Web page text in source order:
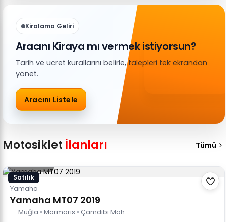
Kiralama Geliri
Aracını Kiraya mı vermek istiyorsun?
Tarih ve ücret kurallarını belirle, talepleri tek ekrandan
yönet.
Aracını Listele
Motosiklet İlanları Tümü
Satılık
850.000 TL
Yamaha
Yamaha MT07 2019
Muğla • Marmaris • Çamdibi Mah.